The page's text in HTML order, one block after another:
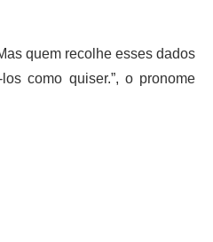
quem recolhe esses dados
como quiser.”, o pronome